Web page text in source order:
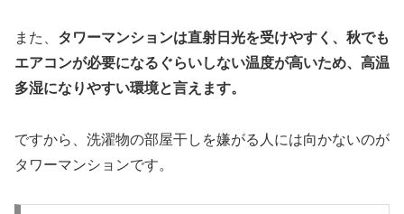
また、 タワーマンションは直射日光を受けやすく、秋でも
エアコンが必要になるぐらいしない温度が高いため、高温
多湿になりやすい環境と言えます。
ですから、洗濯物の部屋干しを嫌がる人には向かないのが
タワーマンションです。